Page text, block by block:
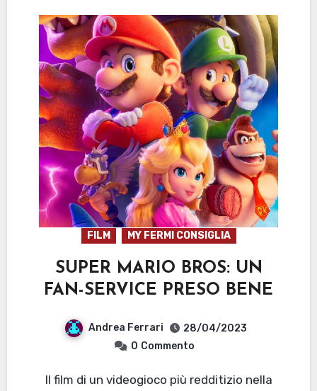
FILM MY FERMI CONSIGLIA
SUPER MARIO BROS: UN
FAN-SERVICE PRESO BENE
Andrea Ferrari
28/04/2023
0 Commento
Il film di un videogioco più redditizio nella